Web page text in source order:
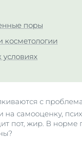
волосами
поры
косметологии
с
самооценку,
пот, жир. В